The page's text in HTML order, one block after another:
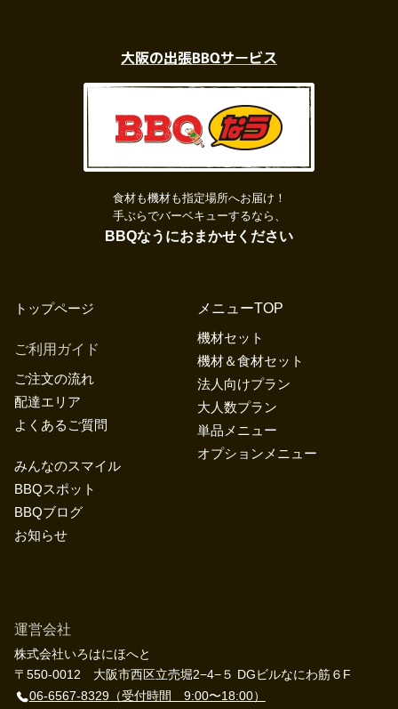
大阪の出張BBQサービス
食材も機材も指定場所へお届け！
手ぶらでバーベキューするなら、
BBQなうにおまかせください
運営会社
株式会社いろはにほへと
〒550-0012 大阪市西区立売堀2−4−５ DGビルなにわ筋６F
06-6567-8329（受付時間 9:00〜18:00）
トップページ
メニューTOP
機材セット
機材＆食材セット
法人向けプラン
大人数プラン
単品メニュー
オプションメニュー
ご利用ガイド
ご注文の流れ
配達エリア
よくあるご質問
みんなのスマイル
BBQスポット
BBQブログ
お知らせ